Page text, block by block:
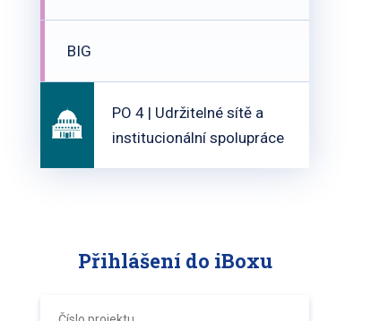
BIG
PO 4 | Udržitelné sítě a
institucionální spolupráce
Přihlášení do iBoxu